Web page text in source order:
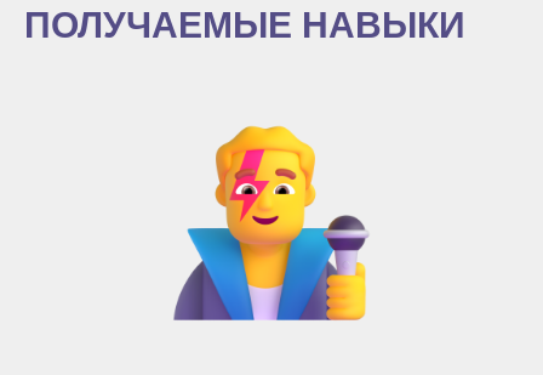
ПОЛУЧАЕМЫЕ НАВЫКИ